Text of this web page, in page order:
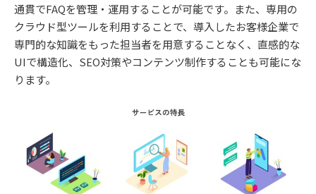
通貫でFAQを管理・運用することが可能です。また、専用の
クラウド型ツールを利用することで、導入したお客様企業で
専門的な知識をもった担当者を用意することなく、直感的な
UIで構造化、SEO対策やコンテンツ制作することも可能にな
ります。